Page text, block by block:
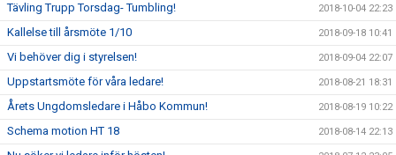
Tävling Trupp Torsdag- Tumbling! 2018-10-04 22:23
Kallelse till årsmöte 1/10 2018-09-18 10:41
Vi behöver dig i styrelsen! 2018-09-04 22:07
Uppstartsmöte för våra ledare! 2018-08-21 18:31
Årets Ungdomsledare i Håbo Kommun! 2018-08-19 10:22
Schema motion HT 18 2018-08-14 22:13